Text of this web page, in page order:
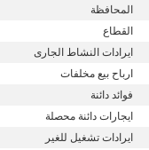
المحافظة
القطاع
ايرادات النشاط الجارى
ارباح بيع مخلفات
فوائد دائنة
ايجارات دائنة محصلة
ايرادات تشغيل للغير